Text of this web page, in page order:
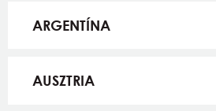
Országok
ARGENTÍNA
AUSZTRIA